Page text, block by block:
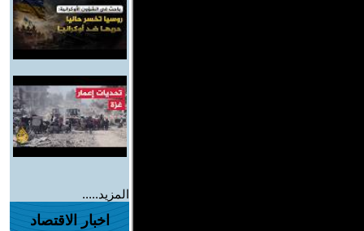
المزيد.....
اخبار الاقتصاد